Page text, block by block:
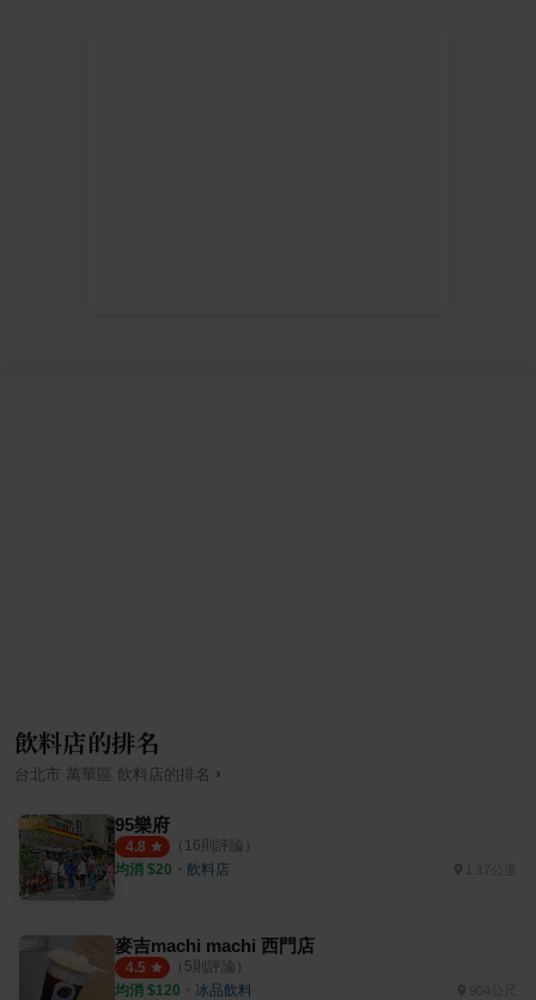
飲料店的排名
台北市 萬華區 飲料店的排名 ›
95樂府
4.8 （ 16則評論）
均消 $20 ・ 飲料店
麥吉machi machi 西門店
4.5 （ 5則評論）
均消 $120 ・ 冰品飲料 904公尺